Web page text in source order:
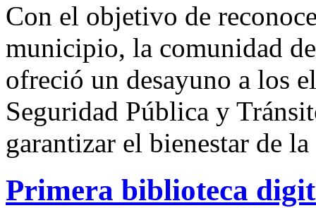
Con el objetivo de
municipio, la comunidad
ofreció un desayuno a los
Seguridad Pública y
garantizar el bienestar de
Primera biblioteca